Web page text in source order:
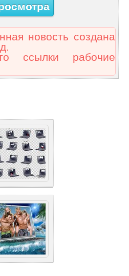
новость создана
ссылки рабочие